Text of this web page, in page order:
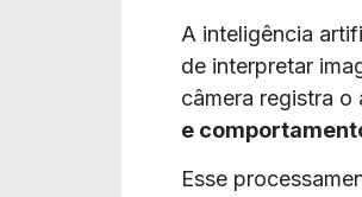
A inteligência
de interpretar
câmera registra o
e
Esse